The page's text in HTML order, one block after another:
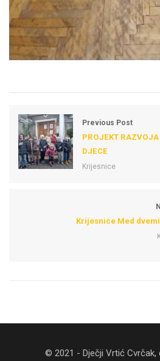
Previous Post
PROJEKT
DJECE
Krijesnice
Krijesnice Med
© 2021 - Dječji Vrtić Cvrčak,